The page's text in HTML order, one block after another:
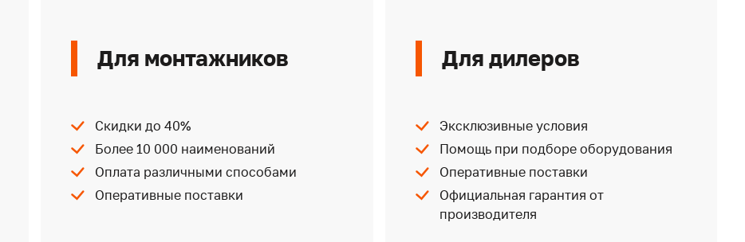
Для монтажников
Скидки до 40%
Более 10 000 наименований
Оплата различными способами
Оперативные поставки
Для дилеров
Эксклюзивные условия
Помощь при подборе оборудования
Оперативные поставки
Официальная гарантия от
производителя